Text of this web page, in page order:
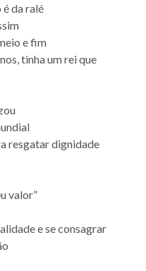
é da ralé
e fim
tinha um rei que
resgatar dignidade
valor”
e se consagrar